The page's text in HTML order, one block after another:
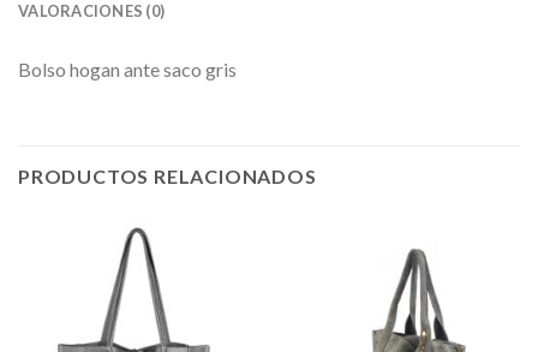
VALORACIONES (0)
Bolso hogan ante saco gris
PRODUCTOS RELACIONADOS